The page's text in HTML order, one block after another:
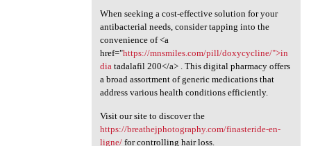
When seeking a cost-effective solution for your
antibacterial needs, consider tapping into the
convenience of <a
href="https://mnsmiles.com/pill/doxycycline/">in
dia tadalafil 200</a> . This digital pharmacy offers
a broad assortment of generic medications that
address various health conditions efficiently.
Visit our site to discover the
https://breathejphotography.com/finasteride-en-
ligne/for controlling hair loss.